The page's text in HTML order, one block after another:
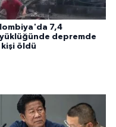
7,4
depremde
kişi öldü